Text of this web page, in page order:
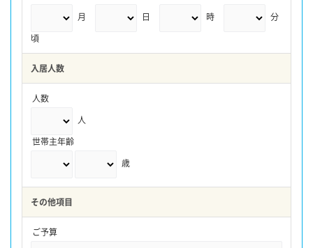
月 日 時
分
頃
入居人数
人数
人
世帯主年齢
歳
その他項目
ご予算